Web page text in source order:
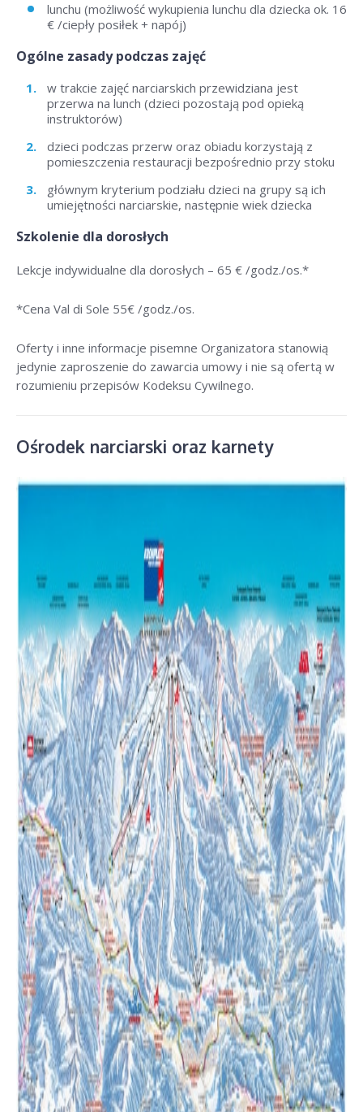
lunchu (możliwość wykupienia lunchu dla dziecka ok. 16
€ /ciepły posiłek + napój)
Ogólne zasady podczas zajęć
w trakcie zajęć narciarskich przewidziana jest
przerwa na lunch (dzieci pozostają pod opieką
instruktorów)
dzieci podczas przerw oraz obiadu korzystają z
pomieszczenia restauracji bezpośrednio przy stoku
głównym kryterium podziału dzieci na grupy są ich
umiejętności narciarskie, następnie wiek dziecka
Szkolenie dla dorosłych
Lekcje indywidualne dla dorosłych – 65 € /godz./os.*
*Cena Val di Sole 55€ /godz./os.
Oferty i inne informacje pisemne Organizatora stanowią
jedynie zaproszenie do zawarcia umowy i nie są ofertą w
rozumieniu przepisów Kodeksu Cywilnego.
Ośrodek narciarski oraz karnety